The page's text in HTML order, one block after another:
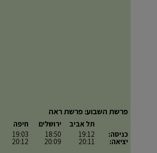
פרשת השבוע: פרשת ראה
כניסה:
יציאה:
תל אביב
19:12
20:11
ירושלים
18:50
20:09
חיפה
19:03
20:12